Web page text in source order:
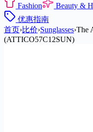
Fashion Beauty &
优惠指南
首页›比价›Sunglasses›The
(ATTICO57C12SUN)